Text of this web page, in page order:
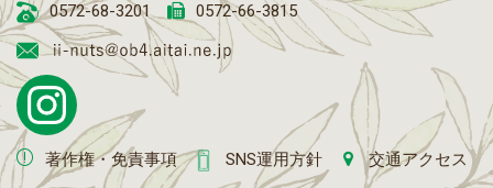
0572-68-3201
0572-66-3815
著作権・免責事項 SNS運用方針 交通アクセス